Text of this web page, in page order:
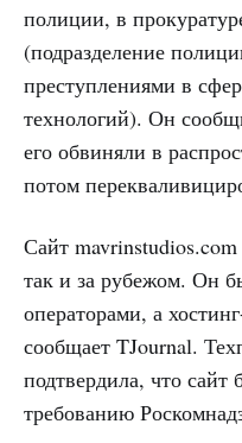
полиции, в
(подразделение
преступлениями в
технологий). Он
его обвиняли в
потом
Сайт
так и за рубежом. Он
операторами, а
сообщает TJournal.
подтвердила, что сайт
требованию